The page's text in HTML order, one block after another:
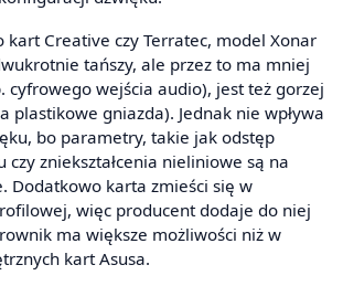
kart Creative czy Terratec, model Xonar
tańszy, ale przez to ma mniej
cyfrowego wejścia audio), jest też gorzej
plastikowe gniazda). Jednak nie wpływa
bo parametry, takie jak odstęp
czy zniekształcenia nieliniowe są na
Dodatkowo karta zmieści się w
więc producent dodaje do niej
ma większe możliwości niż w
kart Asusa.